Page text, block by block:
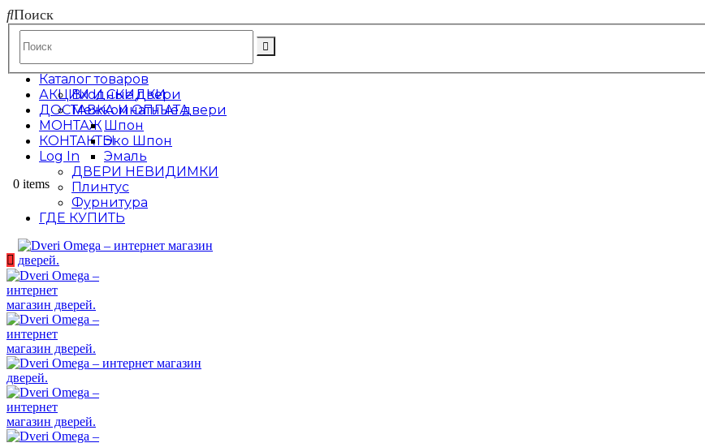
Поиск
АКЦИИ И СКИДКИ
ДОСТАВКА И ОПЛАТА
МОНТАЖ
КОНТАКТЫ
Log In
0 items
Каталог товаров
Входные двери
Межкомнатные двери
Шпон
Эко Шпон
Эмаль
ДВЕРИ НЕВИДИМКИ
Плинтус
Фурнитура
ГДЕ КУПИТЬ